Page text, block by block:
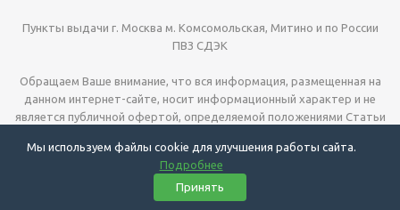
Пункты выдачи г. Москва м. Комсомольская, Митино и по России
ПВЗ СДЭК
Обращаем Ваше внимание, что вся информация, размещенная на
данном интернет-сайте, носит информационный характер и не
является публичной офертой, определяемой положениями Статьи
Видеодомофоны для квартиры | видеодомофоны для дома
| установка г. Москва и МО
Мы используем файлы cookie для улучшения работы сайта.
Подробнее
Принять